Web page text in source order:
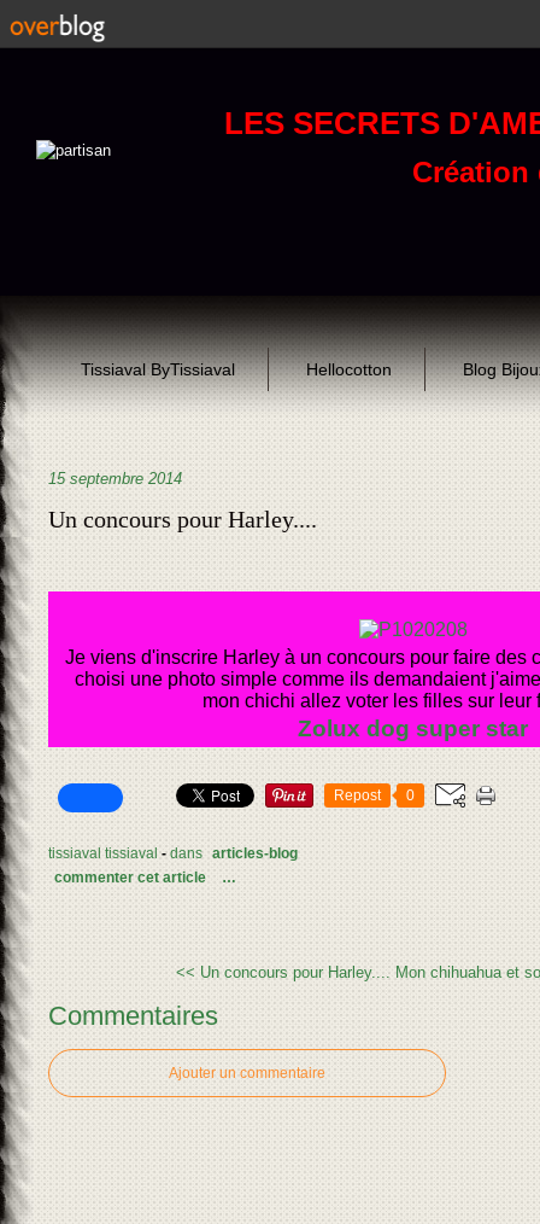
LES SECRETS
Création
Tissiaval ByTissiaval Hellocotton Blog
15 septembre 2014
Un concours pour Harley....
Je viens d'inscrire Harley à un concours pour faire des
choisi une photo simple comme ils demandaient
mon chichi allez voter les filles sur leur
Zolux dog super star
Repost 0
tissiaval tissiaval - dans articles-blog
commenter cet article
…
<< Un concours pour Harley.... Mon chihuahua et
Commentaires
Ajouter un commentaire